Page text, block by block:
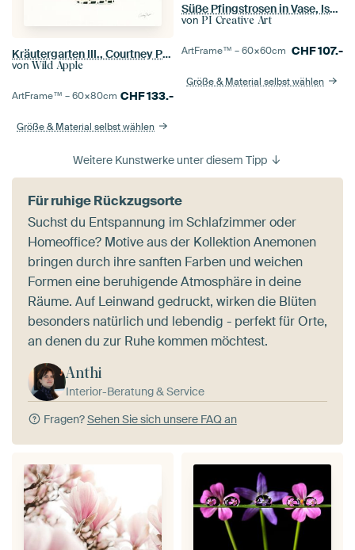
Kräutergarten III., Courtney Prahl
von Wild Apple
ArtFrame™ –60×80cm CHF133.-
Größe & Material selbst wählen
Süße Pfingstrosen in Vase, Isabelle Z
von PI Creative Art
ArtFrame™ –60×60cm CHF107.-
Größe & Material selbst wählen
Weitere Kunstwerke unter diesem Tipp
Für ruhige Rückzugsorte
Suchst du Entspannung im Schlafzimmer oder
Homeoffice? Motive aus der Kollektion Anemonen
bringen durch ihre sanften Farben und weichen
Formen eine beruhigende Atmosphäre in deine
Räume. Auf Leinwand gedruckt, wirken die Blüten
besonders natürlich und lebendig - perfekt für Orte,
an denen du zur Ruhe kommen möchtest.
Anthi
Interior-Beratung & Service
Fragen?Sehen Sie sich unsere FAQ an